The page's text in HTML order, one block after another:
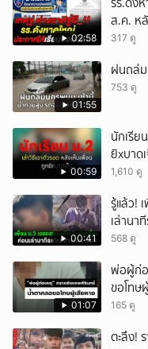
02:58
ส.ค. ห
317 ดู
01:55
ฝนถล่
753 ดู
00:59
นักเรีย
ยิxบาด
1,610 ดู
00:41
รู้แล้ว!
เล่านา
568 ดู
01:07
พ่อผู้ก่อ
ขอโทษ
165 ดู
ตะลึง!